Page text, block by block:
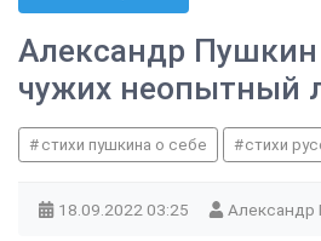
Александр Пушкин
чужих неопытный
стихи пушкина о себе стихи
18.09.2022 03:25 Александр